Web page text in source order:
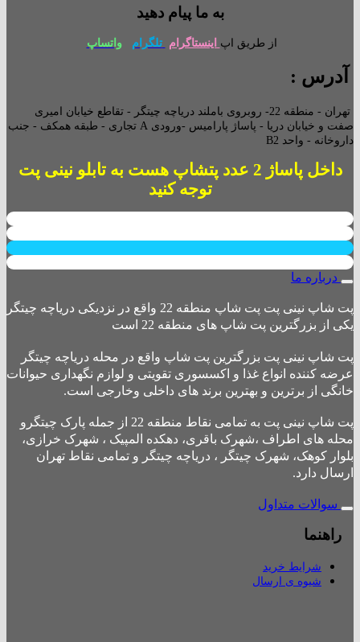
به ما پیام دهید
از طریق اپ اینستاگرام تلگرام واتساپ
آدرس :
تهران - منطقه 22- روبروی باملند دریاچه چیتگر - تقاطع خیابان امیری
صفت و خیابان دریا - پاساژ پارامیس -ورودی A تجاری -
طبقه همکف - جنب
داروخانه - واحد B2
داخل پاساژ 2 عدد پتشاپ هست به تابلو نینی پت
توجه کنید
درباره ما
پت شاپ نینی پت پت شاپ منطقه 22 واقع در نزدیکی دریاچه چیتگر
یکی از بزرگترین پت شاپ های منطقه 22 است
پت شاپ نینی پت بزرگترین پت شاپ واقع در محله دریاچه چیتگر
عرضه کننده انواع غذا و اکسسوری تقویتی و لوازم نگهداری حیوانات
خانگی از برترین و بهترین برند های داخلی وخارجی است.
پت شاپ نینی پت به تمامی نقاط منطقه 22 از جمله پارک چیتگرو
محله های اطراف ،شهرک باقری، دهکده المپیک ، شهرک خرازی،
بلوار کوهک، شهرک چیتگر ، دریاچه چیتگر و تمامی نقاط تهران
ارسال دارد.
سوالات متداول
راهنما
شرایط خرید
شیوه ی ارسال